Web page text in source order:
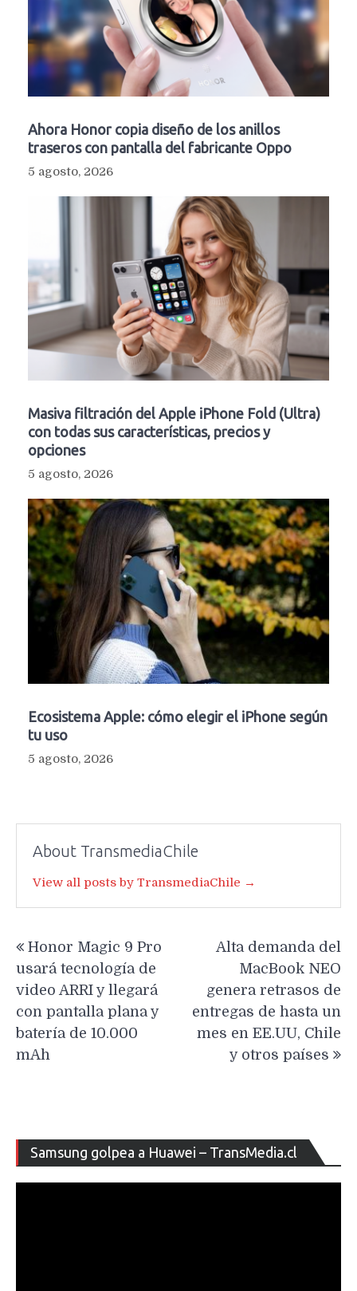
Ahora Honor copia diseño de los anillos
traseros con pantalla del fabricante Oppo
5 agosto, 2026
Masiva filtración del Apple iPhone Fold (Ultra)
con todas sus características, precios y
opciones
5 agosto, 2026
Ecosistema Apple: cómo elegir el iPhone según
tu uso
5 agosto, 2026
About TransmediaChile
View all posts by TransmediaChile →
de
entradas
Honor Magic 9 Pro
usará tecnología de
video ARRI y llegará
con pantalla plana y
batería de 10.000
mAh
Alta demanda del
MacBook NEO
genera retrasos de
entregas de hasta un
mes en EE.UU, Chile
y otros países
Samsung golpea a Huawei – TransMedia.cl
de